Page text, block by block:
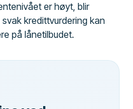
er høyt, blir
kredittvurdering kan
på lånetilbudet.